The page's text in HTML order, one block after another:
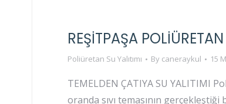
REŞITPAŞA
Poliüretan Su Yalıtımı By caneraykul 15
TEMELDEN ÇATIYA SU YALITIMI
oranda sıvı temasının